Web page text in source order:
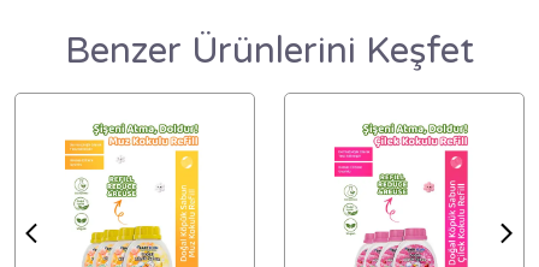
Benzer Ürünlerini Keşfet